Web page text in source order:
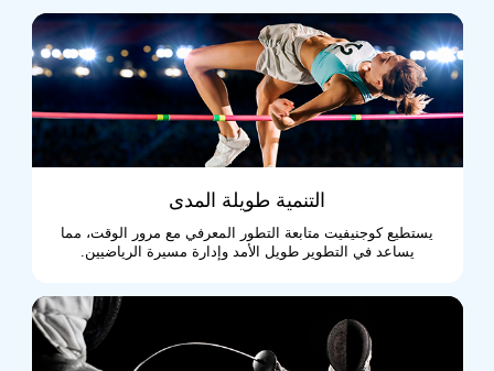
التنمية طويلة المدى
يستطيع كوجنيفيت متابعة التطور المعرفي مع مرور الوقت، مما
يساعد في التطوير طويل الأمد وإدارة مسيرة الرياضيين.